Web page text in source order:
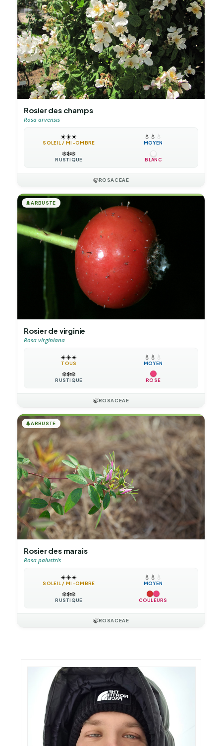
Rosier des champs
Rosa arvensis
☀️☀️☀️
SOLEIL / MI-OMBRE
💧 💧 💧
MOYEN
❄️❄️❄️
RUSTIQUE BLANC
🍃ROSACEAE
🌲ARBUSTE
Rosier de virginie
Rosa virginiana
☀️☀️☀️
TOUS
💧 💧 💧
MOYEN
❄️❄️❄️
RUSTIQUE ROSE
🍃ROSACEAE
🌲ARBUSTE
Rosier des marais
Rosa palustris
☀️☀️☀️
SOLEIL / MI-OMBRE
💧 💧 💧
MOYEN
❄️❄️❄️
RUSTIQUE COULEURS
🍃ROSACEAE